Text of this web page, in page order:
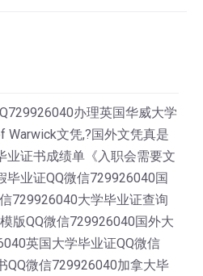
办理英国华威大学
Warwick文凭,?国外文凭真是
业证书成绩单《入职会需要文
毕业证QQ微信729926040国
729926040大学毕业证查询
版QQ微信729926040国外大
英国大学毕业证QQ微信
QQ微信729926040加拿大毕